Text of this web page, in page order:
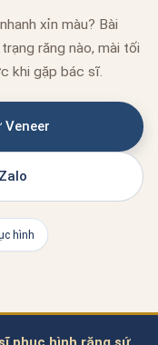
xỉn màu? Bài
răng nào, mài tối
khi gặp bác sĩ.
hình